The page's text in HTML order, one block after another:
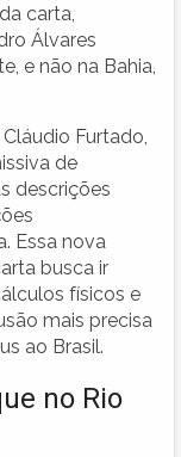
carta,
Álvares
e não na Bahia,
Furtado,
de
descrições
Essa nova
busca ir
físicos e
mais precisa
ao Brasil.
no Rio